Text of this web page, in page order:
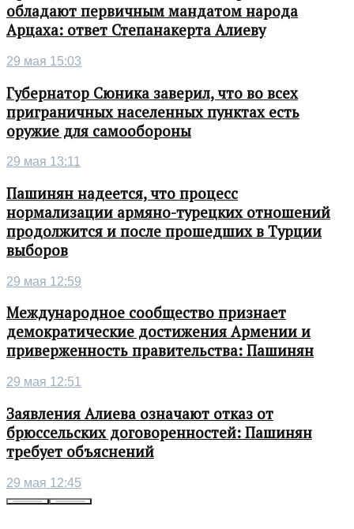
обладают первичным мандатом народа
Арцаха: ответ Степанакерта Алиеву
29 мая 15:03
Губернатор Сюника заверил, что во всех
приграничных населенных пунктах есть
оружие для самообороны
29 мая 13:11
Пашинян надеется, что процесс
нормализации армяно-турецких отношений
продолжится и после прошедших в Турции
выборов
29 мая 12:59
Международное сообщество признает
демократические достижения Армении и
приверженность правительства: Пашинян
29 мая 12:51
Заявления Алиева означают отказ от
брюссельских договоренностей: Пашинян
требует объяснений
29 мая 12:45